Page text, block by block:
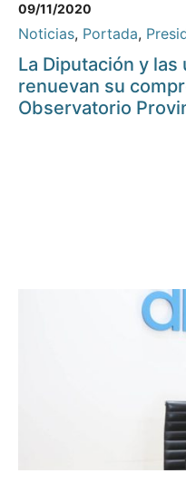
09/11/2020
Noticias, Portada,
La Diputación y
renuevan su
Observatorio